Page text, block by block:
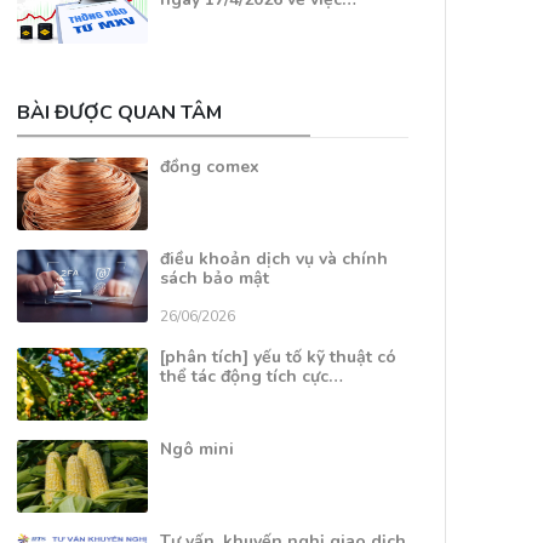
BÀI ĐƯỢC QUAN TÂM
đồng comex
điều khoản dịch vụ và chính
sách bảo mật
26/06/2026
[phân tích] yếu tố kỹ thuật có
thể tác động tích cực…
Ngô mini